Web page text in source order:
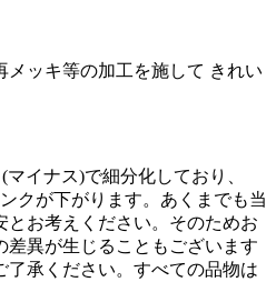
メッキ等の加工を施して きれい
イナス)で細分化しており、
クが下がります。あくまでも当
とお考えください。そのためお
差異が生じることもございます
了承ください。すべての品物は